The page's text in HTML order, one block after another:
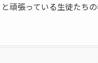
頑張っている生徒たちの